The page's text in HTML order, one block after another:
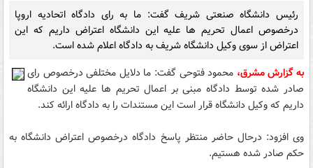
رئیس دانشگاه صنعتی شریف گفت: ما به رای دادگاه اتحادیه اروپا
درخصوص اعمال تحریم ها علیه این دانشگاه اعتراض داریم که این
اعتراض از سوی وکیل دانشگاه شریف به دادگاه اعلام شده است.
به گزارش مشرق، محمود فتوحی گفت: ما دلایل مختلفی درخصوص رای
صادر شده توسط دادگاه مبنی بر اعمال تحریم ها علیه این دانشگاه
داریم که وکیل دانشگاه قرار است این مستندات را به دادگاه ارائه کند.
وی افزود: درحال حاضر منتظر پاسخ دادگاه درخصوص اعتراض دانشگاه به
حکم صادر شده هستیم.